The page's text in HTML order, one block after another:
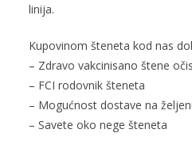
linija.
Kupovinom šteneta kod nas
– Zdravo vakcinisano štene
– FCI rodovnik šteneta
– Mogućnost dostave na
– Savete oko nege šteneta